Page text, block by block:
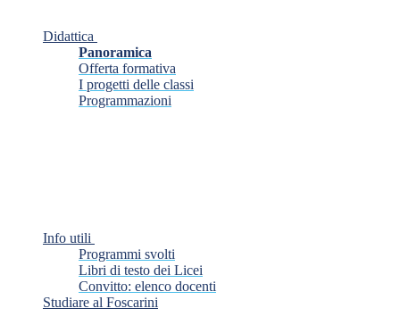
Didattica
Panoramica
Offerta formativa
I progetti delle classi
Programmazioni
Info utili
Programmi svolti
Libri di testo dei Licei
Convitto: elenco docenti
Studiare al Foscarini